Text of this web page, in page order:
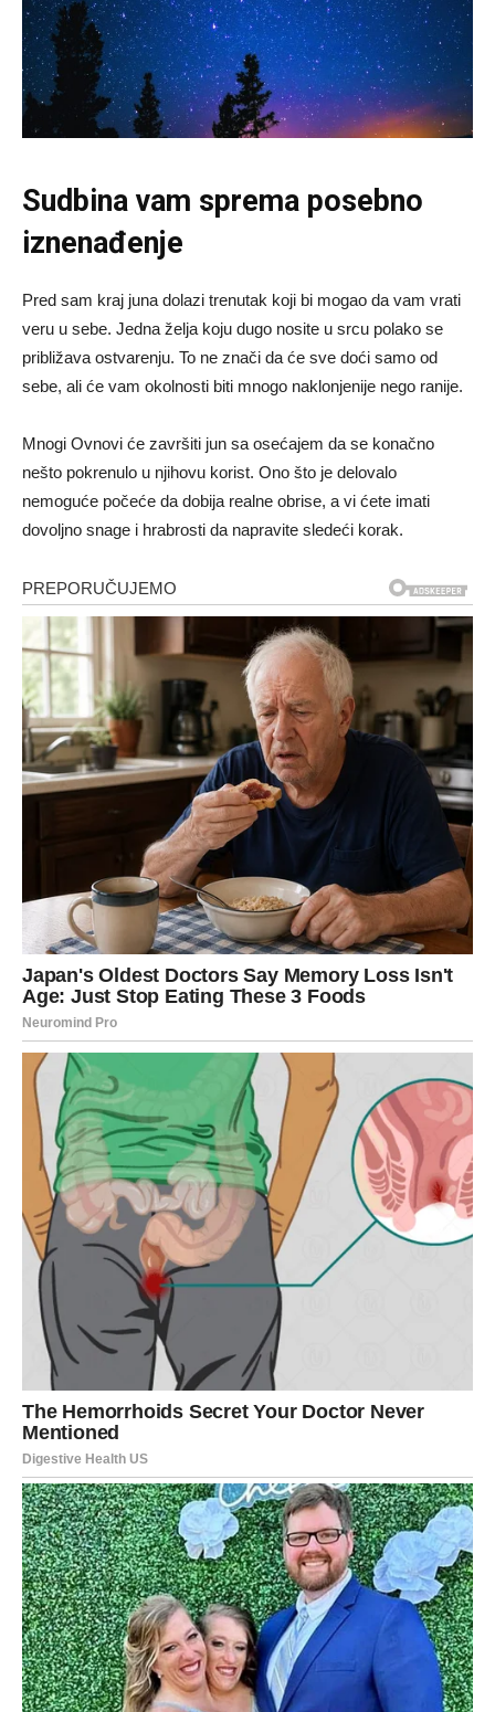
Sudbina vam sprema posebno
iznenađenje
Pred sam kraj juna dolazi trenutak koji bi mogao da vam vrati
veru u sebe. Jedna želja koju dugo nosite u srcu polako se
približava ostvarenju. To ne znači da će sve doći samo od
sebe, ali će vam okolnosti biti mnogo naklonjenije nego ranije.
Mnogi Ovnovi će završiti jun sa osećajem da se konačno
nešto pokrenulo u njihovu korist. Ono što je delovalo
nemoguće počeće da dobija realne obrise, a vi ćete imati
dovoljno snage i hrabrosti da napravite sledeći korak.